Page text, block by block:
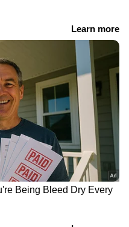
സംവിധാനം വ്യാജ
ആളുകളെ
ആശങ്കയും സൈബർ
ഇതിന്
കണ്ടെത്താൻ
ന്യൂമറിക് കീ